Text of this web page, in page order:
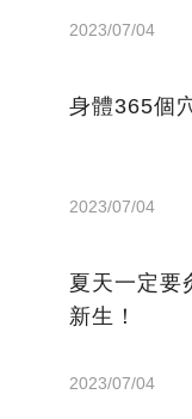
2023/07/04
身體365個
2023/07/04
夏天一定要
新生！
2023/07/04